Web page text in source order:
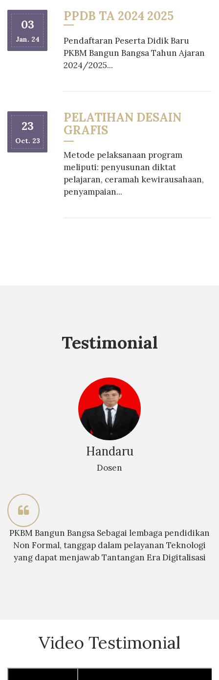
03
Jan. 24
PPDB TA 2024 2025
Pendaftaran Peserta Didik Baru
PKBM Bangun Bangsa Tahun Ajaran
2024/2025...
23
Oct. 23
PELATIHAN DESAIN
GRAFIS
Metode pelaksanaan program
meliputi: penyusunan diktat
pelajaran, ceramah kewirausahaan,
penyampaian...
Testimonial
Handaru
Dosen
PKBM Bangun Bangsa Sebagai lembaga pendidikan
Non Formal, tanggap dalam pelayanan Teknologi
yang dapat menjawab Tantangan Era Digitalisasi
Video Testimonial